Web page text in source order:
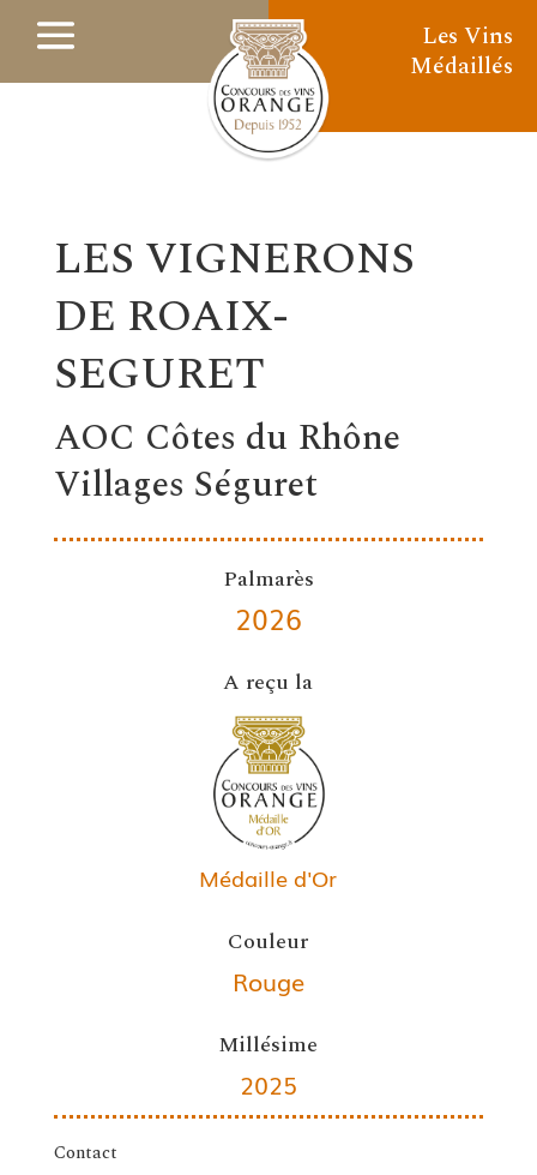
Les Vins
Médaillés
LES VIGNERONS
DE ROAIX-
SEGURET
AOC Côtes du Rhône
Villages Séguret
Palmarès
2026
A reçu la
Médaille d'Or
Couleur
Rouge
Millésime
2025
Contact